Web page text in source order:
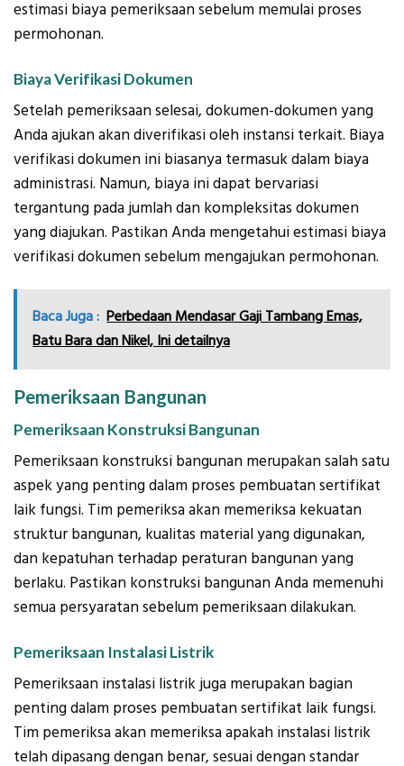
estimasi biaya pemeriksaan sebelum memulai proses
permohonan.
Biaya Verifikasi Dokumen
Setelah pemeriksaan selesai, dokumen-dokumen yang
Anda ajukan akan diverifikasi oleh instansi terkait. Biaya
verifikasi dokumen ini biasanya termasuk dalam biaya
administrasi. Namun, biaya ini dapat bervariasi
tergantung pada jumlah dan kompleksitas dokumen
yang diajukan. Pastikan Anda mengetahui estimasi biaya
verifikasi dokumen sebelum mengajukan permohonan.
Baca Juga : Perbedaan Mendasar Gaji Tambang Emas,
Batu Bara dan Nikel, Ini detailnya
Pemeriksaan Bangunan
Pemeriksaan Konstruksi Bangunan
Pemeriksaan konstruksi bangunan merupakan salah satu
aspek yang penting dalam proses pembuatan sertifikat
laik fungsi. Tim pemeriksa akan memeriksa kekuatan
struktur bangunan, kualitas material yang digunakan,
dan kepatuhan terhadap peraturan bangunan yang
berlaku. Pastikan konstruksi bangunan Anda memenuhi
semua persyaratan sebelum pemeriksaan dilakukan.
Pemeriksaan Instalasi Listrik
Pemeriksaan instalasi listrik juga merupakan bagian
penting dalam proses pembuatan sertifikat laik fungsi.
Tim pemeriksa akan memeriksa apakah instalasi listrik
telah dipasang dengan benar, sesuai dengan standar